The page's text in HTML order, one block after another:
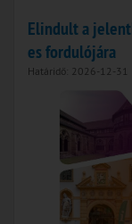
Elindult a
es fordulójára
Határidő: 2026-12-31